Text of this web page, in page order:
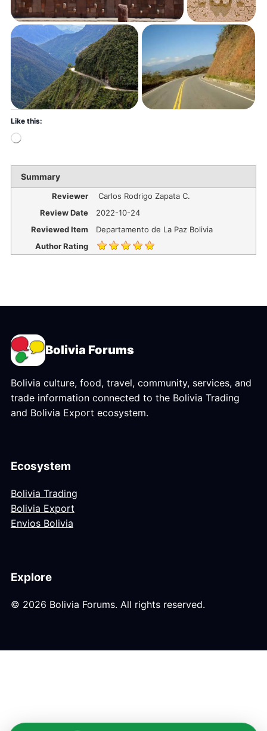
Like this:
Summary
Reviewer
Carlos Rodrigo Zapata C.
Review Date
2022-10-24
Reviewed Item
Departamento de La Paz Bolivia
Author Rating
Bolivia Forums
Bolivia culture, food, travel, community, services, and
trade information connected to the Bolivia Trading
and Bolivia Export ecosystem.
Ecosystem
Bolivia Trading
Bolivia Export
Envios Bolivia
Explore
© 2026 Bolivia Forums. All rights reserved.